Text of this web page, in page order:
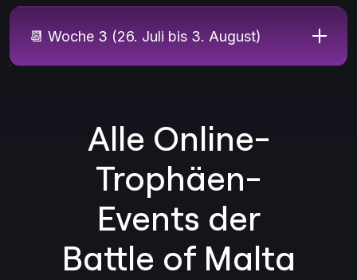
📆 Woche 3 (26. Juli bis 3. August)
Alle Online-
Trophäen-
Events der
Battle of Malta